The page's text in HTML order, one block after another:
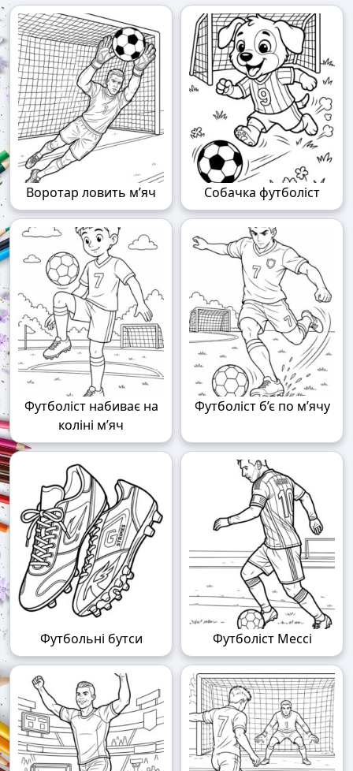
Воротар ловить м’яч Собачка футболіст
Футболіст набиває на
коліні м’яч
Футболіст б’є по м’ячу
Футбольні бутси Футболіст Мессі